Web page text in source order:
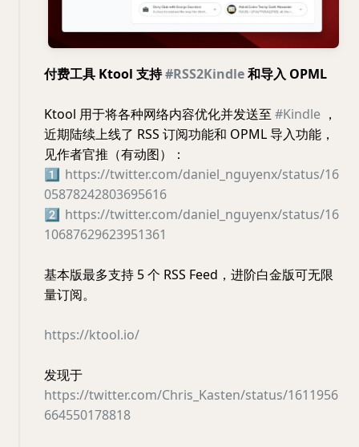
付费工具 Ktool 支持#RSS2Kindle和导入 OPML
Ktool 用于将各种网络内容优化并发送至 #Kindle ，
近期陆续上线了 RSS 订阅功能和 OPML 导入功能，
见作者官推（有动图）：
1️⃣ https://twitter.com/daniel_nguyenx/status/16
05878242803695616
2️⃣ https://twitter.com/daniel_nguyenx/status/16
10687629623951361
基本版最多支持 5 个 RSS Feed，进阶白金版可无限
量订阅。
https://ktool.io/
发现于
https://twitter.com/Chris_Kasten/status/1611956
664550178818